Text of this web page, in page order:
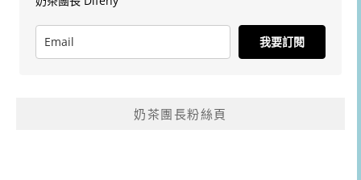
我要訂閱
奶茶團長粉絲頁